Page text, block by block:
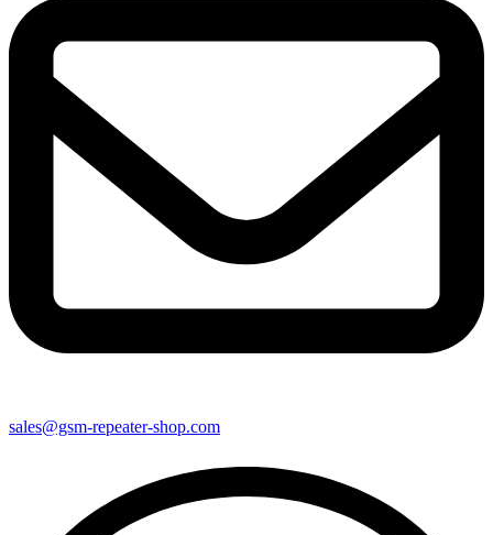
sales@gsm-repeater-shop.com